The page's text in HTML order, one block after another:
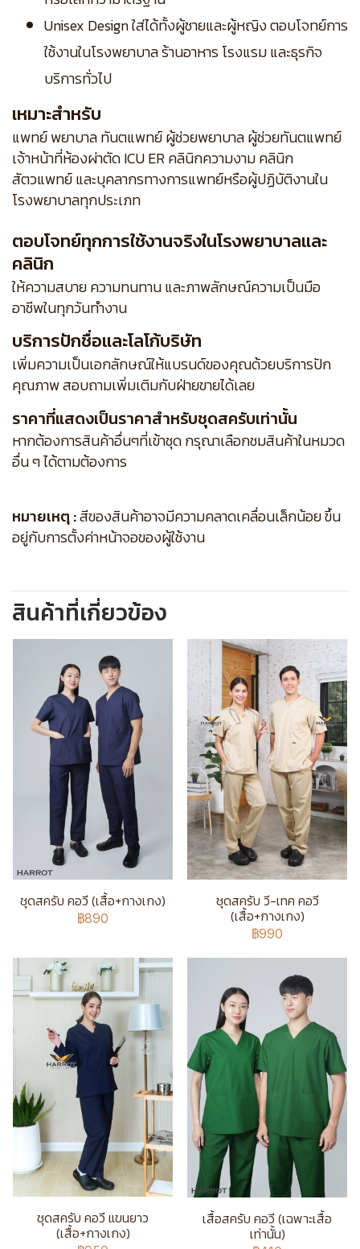
Unisex Design ใส่ได้ทั้งผู้ชายและผู้หญิง ตอบโจทย์การ
ใช้งานในโรงพยาบาล ร้านอาหาร โรงแรม และธุรกิจ
บริการทั่วไป
เหมาะสำหรับ
แพทย์ พยาบาล ทันตแพทย์ ผู้ช่วยพยาบาล ผู้ช่วยทันตแพทย์
เจ้าหน้าที่ห้องผ่าตัด ICU ER คลินิกความงาม คลินิก
สัตวแพทย์ และบุคลากรทางการแพทย์หรือผู้ปฏิบัติงานใน
โรงพยาบาลทุกประเภท
ตอบโจทย์ทุกการใช้งานจริงในโรงพยาบาลและ
คลินิก
ให้ความสบาย ความทนทาน และภาพลักษณ์ความเป็นมือ
อาชีพในทุกวันทำงาน
บริการปักชื่อและโลโก้บริษัท
เพิ่มความเป็นเอกลักษณ์ให้แบรนด์ของคุณด้วยบริการปัก
คุณภาพ สอบถามเพิ่มเติมกับฝ่ายขายได้เลย
ราคาที่แสดงเป็นราคาสำหรับชุดสครับเท่านั้น
หากต้องการสินค้าอื่นๆที่เข้าชุด กรุณาเลือกชมสินค้าในหมวด
อื่น ๆ ได้ตามต้องการ
หมายเหตุ :สีของสินค้าอาจมีความคลาดเคลื่อนเล็กน้อย ขึ้น
อยู่กับการตั้งค่าหน้าจอของผู้ใช้งาน
สินค้าที่เกี่ยวข้อง
ชุดสครับ คอวี (เสื้อ+กางเกง)
฿890
ชุดสครับ วี-เทค คอวี
(เสื้อ+กางเกง)
฿990
ชุดสครับ คอวี แขนยาว
(เสื้อ+กางเกง)
เสื้อสครับ คอวี (เฉพาะเสื้อ
เท่านั้น)